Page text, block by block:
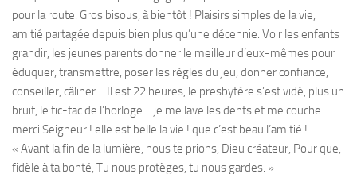
pour la route. Gros bisous, à bientôt ! Plaisirs simples de la vie,
amitié partagée depuis bien plus qu’une décennie. Voir les enfants
grandir, les jeunes parents donner le meilleur d’eux-mêmes pour
éduquer, transmettre, poser les règles du jeu, donner confiance,
conseiller, câliner… Il est 22 heures, le presbytère s’est vidé, plus un
bruit, le tic-tac de l’horloge… je me lave les dents et me couche…
merci Seigneur ! elle est belle la vie ! que c’est beau l’amitié !
« Avant la fin de la lumière, nous te prions, Dieu créateur, Pour que,
fidèle à ta bonté, Tu nous protèges, tu nous gardes. »